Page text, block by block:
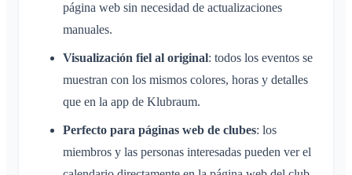
página web sin necesidad de actualizaciones
manuales.
Visualización fiel al original: todos los eventos se
muestran con los mismos colores, horas y detalles
que en la app de Klubraum.
Perfecto para páginas web de clubes: los
miembros y las personas interesadas pueden ver el